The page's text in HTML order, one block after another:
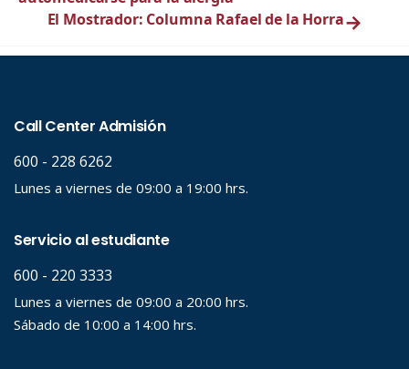
El Mostrador: Columna Rafael de la Horra→